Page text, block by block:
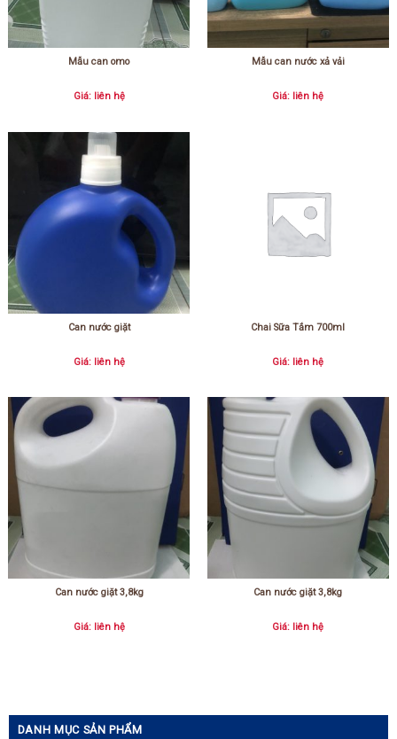
DANH MỤC SẢN PHẨM
Mẫu can omo
Giá: liên hệ
Mẫu can nước xả vải
Giá: liên hệ
Can nước giặt
Giá: liên hệ
Chai Sữa Tắm 700ml
Giá: liên hệ
Can nước giặt 3,8kg
Giá: liên hệ
Can nước giặt 3,8kg
Giá: liên hệ